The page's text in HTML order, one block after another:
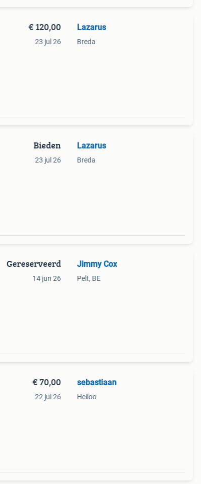
€ 120,00
23 jul 26
Lazarus
Breda
Bieden
23 jul 26
Lazarus
Breda
Gereserveerd
14 jun 26
Jimmy Cox
Pelt, BE
€ 70,00
22 jul 26
sebastiaan
Heiloo